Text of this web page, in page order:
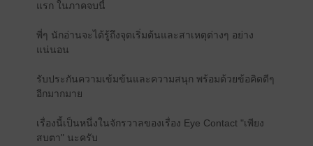
แรก ในภาคจบนี้
พี่ๆ นักอ่านจะได้รู้ถึงจุดเริ่มต้นและสาเหตุต่างๆ อย่าง
แน่นอน
รับประกันความเข้มข้นและความสนุก พร้อมด้วยข้อคิดดีๆ
อีกมากมาย
เรื่องนี้เป็นหนึ่งในจักรวาลของเรื่อง Eye Contact "เพียง
สบตา" นะครับ